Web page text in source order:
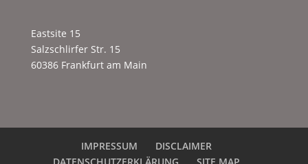
Eastsite 15
Salzschlirfer Str. 15
60386 Frankfurt am Main
IMPRESSUM
DISCLAIMER